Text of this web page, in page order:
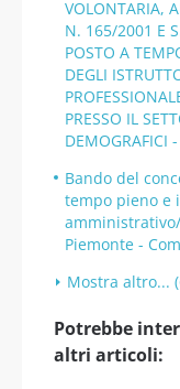
VOLONTARIA,
N. 165/2001 E
POSTO A
DEGLI
PRESSO IL
Bando del
tempo pieno e
Piemonte -
Mostra altro...
Potrebbe
altri articoli: